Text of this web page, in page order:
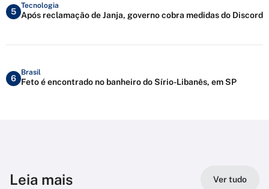
5
Tecnologia
Após reclamação de Janja, governo cobra medidas do Discord
6
Brasil
Feto é encontrado no banheiro do Sírio-Libanês, em SP
Leia mais Ver tudo